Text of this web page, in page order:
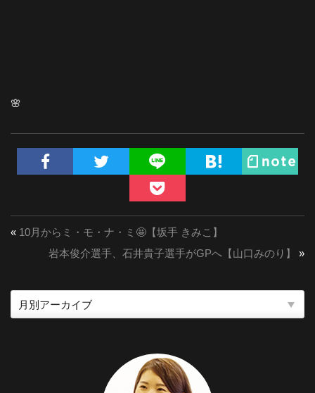
🌸
« 10月からミ・モ・ナ・ミ🤩【坂手 きみこ】
岩本俊介選手、石井貴子選手がGPへ【山口みのり】
»